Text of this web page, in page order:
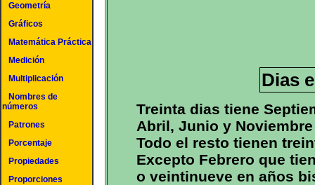
Geometría
Gráficos
Matemática Práctica
Medición
Multiplicación
Nombres de
números
Patrones
Porcentaje
Propiedades
Proporciones
Dias
Treinta dias tiene
Abril, Junio y Noviembre
Todo el resto tienen
Excepto Febrero que
o veintinueve en años